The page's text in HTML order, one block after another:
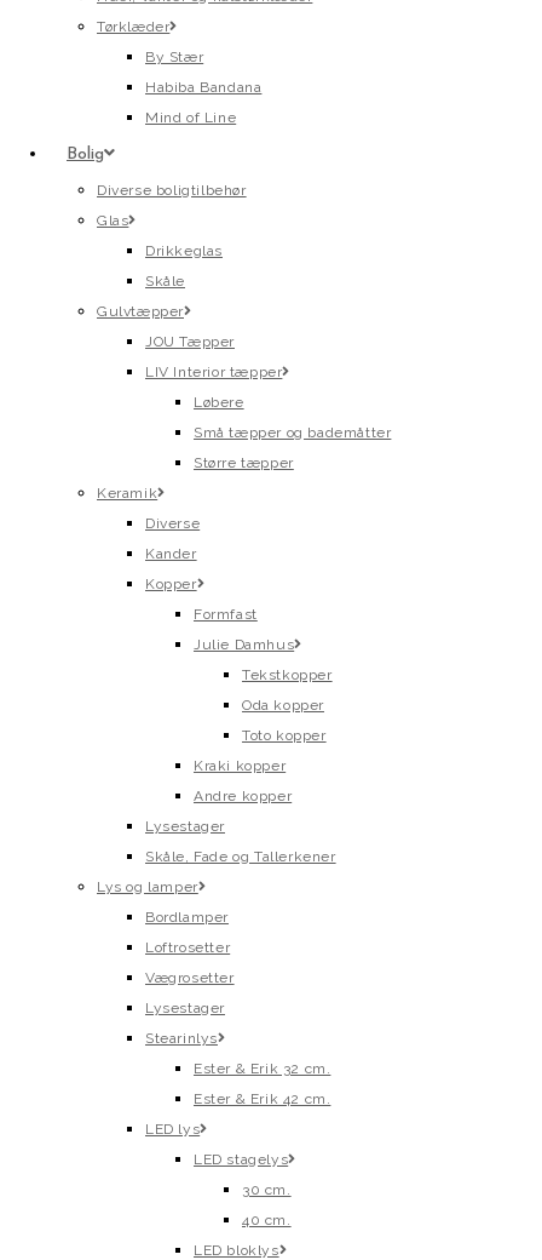
Tørklæder
By Stær
Habiba Bandana
Mind of Line
Bolig
Diverse boligtilbehør
Glas
Drikkeglas
Skåle
Gulvtæpper
JOU Tæpper
LIV Interior tæpper
Løbere
Små tæpper og bademåtter
Større tæpper
Keramik
Diverse
Kander
Kopper
Formfast
Julie Damhus
Tekstkopper
Oda kopper
Toto kopper
Kraki kopper
Andre kopper
Lysestager
Skåle, Fade og Tallerkener
Lys og lamper
Bordlamper
Loftrosetter
Vægrosetter
Lysestager
Stearinlys
Ester & Erik 32 cm.
Ester & Erik 42 cm.
LED lys
LED stagelys
30 cm.
40 cm.
LED bloklys